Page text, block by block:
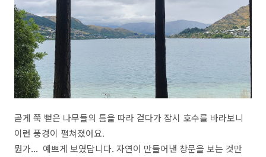
곧게 쭉 뻗은 나무들의 틈을 따라 걷다가 잠시 호수를 바라보니
이런 풍경이 펼쳐졌어요.
뭔가... 예쁘게 보였답니다. 자연이 만들어낸 창문을 보는 것만